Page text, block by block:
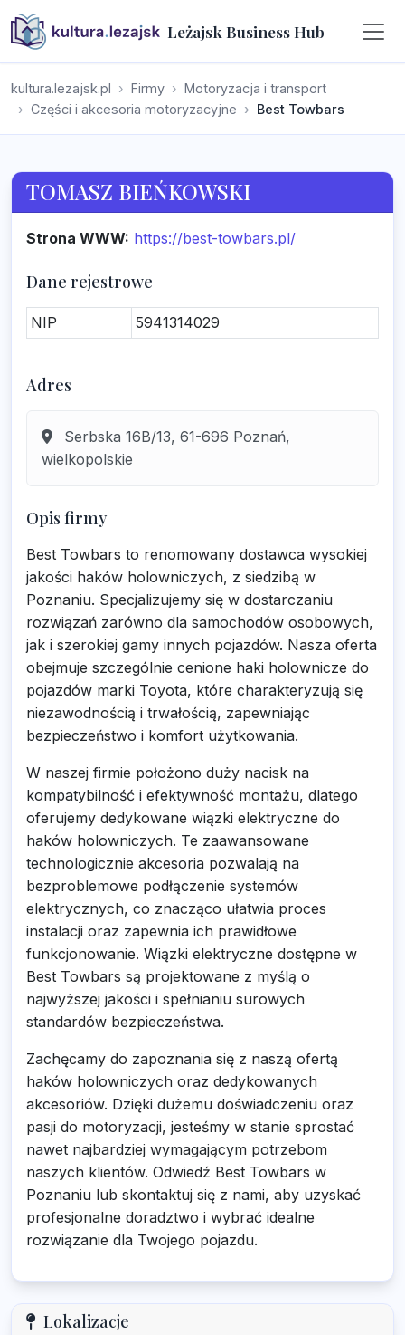
Leżajsk Business Hub
kultura.lezajsk.pl Firmy
Motoryzacja i transport
Części i akcesoria motoryzacyjne
Best Towbars
TOMASZ BIEŃKOWSKI
Strona WWW: https://best-towbars.pl/
Dane rejestrowe
NIP 5941314029
Adres
Serbska 16B/13, 61-696 Poznań,
wielkopolskie
Opis firmy
Best Towbars to renomowany dostawca wysokiej
jakości haków holowniczych, z siedzibą w
Poznaniu. Specjalizujemy się w dostarczaniu
rozwiązań zarówno dla samochodów osobowych,
jak i szerokiej gamy innych pojazdów. Nasza oferta
obejmuje szczególnie cenione haki holownicze do
pojazdów marki Toyota, które charakteryzują się
niezawodnością i trwałością, zapewniając
bezpieczeństwo i komfort użytkowania.
W naszej firmie położono duży nacisk na
kompatybilność i efektywność montażu, dlatego
oferujemy dedykowane wiązki elektryczne do
haków holowniczych. Te zaawansowane
technologicznie akcesoria pozwalają na
bezproblemowe podłączenie systemów
elektrycznych, co znacząco ułatwia proces
instalacji oraz zapewnia ich prawidłowe
funkcjonowanie. Wiązki elektryczne dostępne w
Best Towbars są projektowane z myślą o
najwyższej jakości i spełnianiu surowych
standardów bezpieczeństwa.
Zachęcamy do zapoznania się z naszą ofertą
haków holowniczych oraz dedykowanych
akcesoriów. Dzięki dużemu doświadczeniu oraz
pasji do motoryzacji, jesteśmy w stanie sprostać
nawet najbardziej wymagającym potrzebom
naszych klientów. Odwiedź Best Towbars w
Poznaniu lub skontaktuj się z nami, aby uzyskać
profesjonalne doradztwo i wybrać idealne
rozwiązanie dla Twojego pojazdu.
Lokalizacje